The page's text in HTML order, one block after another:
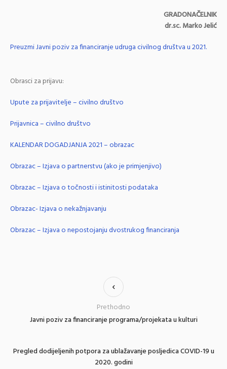
GRADONAČELNIK
dr.sc. Marko Jelić
Preuzmi Javni poziv za financiranje udruga civilnog društva u 2021.
Obrasci za prijavu:
Upute za prijavitelje – civilno društvo
Prijavnica – civilno društvo
KALENDAR DOGADJANJA 2021 – obrazac
Obrazac – Izjava o partnerstvu (ako je primjenjivo)
Obrazac – Izjava o točnosti i istinitosti podataka
Obrazac- Izjava o nekažnjavanju
Obrazac – Izjava o nepostojanju dvostrukog financiranja
Javni poziv za financiranje programa/projekata u kulturi
Prethodno
Pregled dodijeljenih potpora za ublažavanje posljedica COVID-19 u
2020. godini